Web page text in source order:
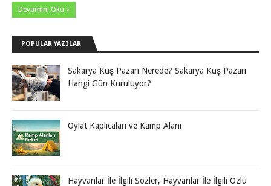
Devamını Oku »
POPULAR YAZILAR
Sakarya Kuş Pazarı Nerede? Sakarya Kuş Pazarı
Hangi Gün Kuruluyor?
Oylat Kaplıcaları ve Kamp Alanı
Hayvanlar İle İlgili Sözler, Hayvanlar İle İlgili Özlü